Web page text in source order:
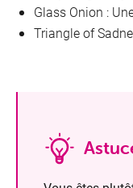
Glass Onion :
Triangle of